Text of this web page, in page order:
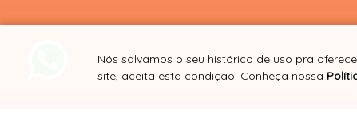
Nós salvamos o seu histórico de uso pra
site, aceita esta condição. Conheça nossa